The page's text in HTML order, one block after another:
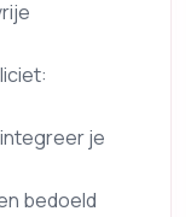
je
bedoeld